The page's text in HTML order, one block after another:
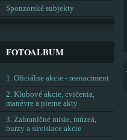
Sponzorské subjekty
FOTOALBUM
1. Oficiálne akcie - reenactment
2. Klubové akcie, cvičenia,
manévre a pietne akty
3. Zahraničné misie, múzeá,
burzy a súvisiace akcie